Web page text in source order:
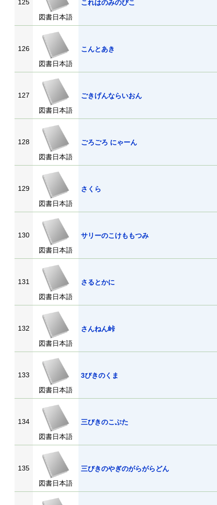
125
図書日本語
これはのみのぴこ
126
図書日本語
こんとあき
127
図書日本語
ごきげんならいおん
128
図書日本語
ごろごろ にゃーん
129
図書日本語
さくら
130
図書日本語
サリーのこけももつみ
131
図書日本語
さるとかに
132
図書日本語
さんねん峠
133
図書日本語
3びきのくま
134
図書日本語
三びきのこぶた
135
図書日本語
三びきのやぎのがらがらどん